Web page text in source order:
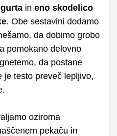
in eno skodelico
. Obe sestavini dodamo
da dobimo grobo
pomokano delovno
da postane
je testo preveč lepljivo,
oziroma
pekaču in